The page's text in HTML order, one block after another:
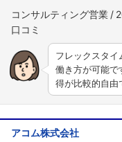
コンサルティング営業
フレックスタイ
働き方が可能で
得が比較的自
アコム株式会社